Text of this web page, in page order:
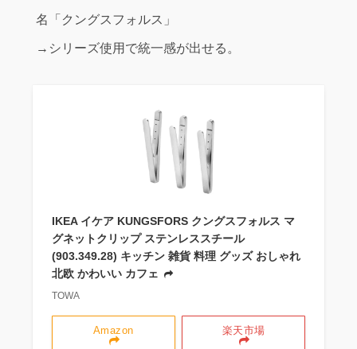
名「クングスフォルス」
→シリーズ使用で統一感が出せる。
IKEA イケア KUNGSFORS クングスフォルス マ
グネットクリップ ステンレススチール
(903.349.28) キッチン 雑貨 料理 グッズ おしゃれ
北欧 かわいい カフェ
TOWA
Amazon 楽天市場